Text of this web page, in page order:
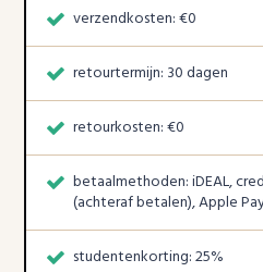
verzendkosten: €0
retourtermijn: 30 dagen
retourkosten: €0
betaalmethoden: iDEAL,
(achteraf betalen), Apple
studentenkorting: 25%